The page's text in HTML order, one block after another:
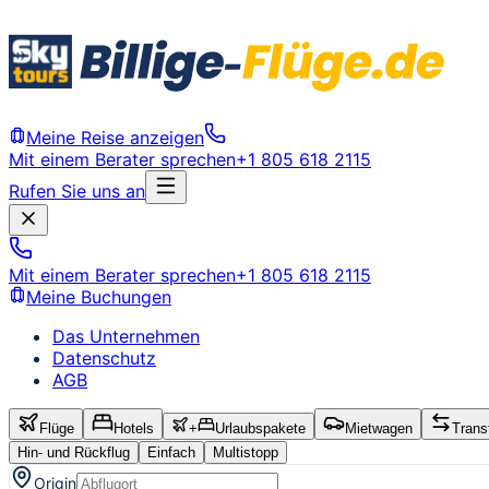
Meine Reise anzeigen
Mit einem Berater sprechen+1 805 618 2115
Rufen Sie uns an
Mit einem Berater sprechen+1 805 618 2115
Meine Buchungen
Das Unternehmen
Datenschutz
AGB
Flüge Hotels + Urlaubspakete Mietwagen
Hin- und Rückflug
Einfach Multistopp
Origin